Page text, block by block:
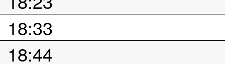
18:33
18:44